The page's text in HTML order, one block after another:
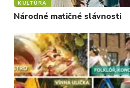
KULTÚRA
Národné matičné slávnosti